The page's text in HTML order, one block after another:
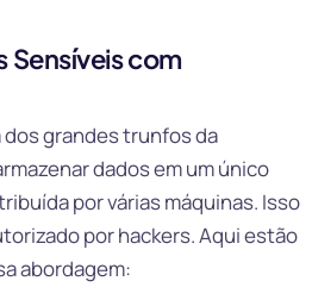
com
grandes trunfos da
dados em um único
por várias máquinas. Isso
por hackers. Aqui estão
abordagem: